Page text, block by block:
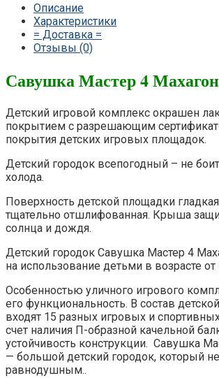
Описание
Характеристики
= Доставка =
Отзывы (0)
Савушка Мастер 4 Махагон
Детский игровой комплекс окрашен
покрытием с разрешающим
покрытия детских игровых площадок.
Детский городок всепогодный – не
холода.
Поверхность детской площадки
тщательно отшлифованная. Крыша
солнца и дождя.
Детский городок Савушка Мастер 4
на использование детьми в возрасте от
Особенностью уличного игрового
его функциональность. В состав
входят 15 разных игровых и
счет наличия П-образной качельной
устойчивость конструкции. Савушка
— большой детский городок, который
равнодушным..